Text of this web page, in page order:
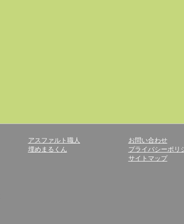
アスファルト職人
埋めまるくん
お問い合わせ
プライバシーポリ
サイトマップ